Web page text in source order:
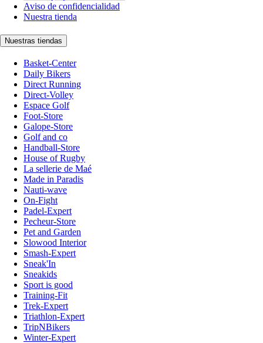
Aviso de confidencialidad
Nuestra tienda
Nuestras tiendas
Basket-Center
Daily Bikers
Direct Running
Direct-Volley
Espace Golf
Foot-Store
Galope-Store
Golf and co
Handball-Store
House of Rugby
La sellerie de Maé
Made in Paradis
Nauti-wave
On-Fight
Padel-Expert
Pecheur-Store
Pet and Garden
Slowood Interior
Smash-Expert
Sneak'In
Sneakids
Sport is good
Training-Fit
Trek-Expert
Triathlon-Expert
TripNBikers
Winter-Expert